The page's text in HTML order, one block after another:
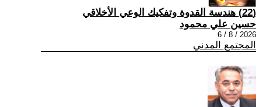
(22) هندسة القدوة وتفكيك الوعي الأخلاقي
حسين علي محمود
2026 / 8 / 6
المجتمع المدني